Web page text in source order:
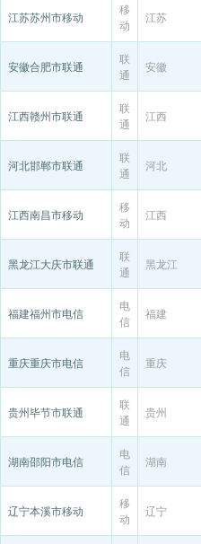
江苏苏州市移动
移
动
江苏
安徽合肥市联通
联
通
安徽
江西赣州市联通
联
通
江西
河北邯郸市联通
联
通
河北
江西南昌市移动
移
动
江西
黑龙江大庆市联通
联
通
黑龙江
福建福州市电信
电
信
福建
重庆重庆市电信
电
信
重庆
贵州毕节市联通
联
通
贵州
湖南邵阳市电信
电
信
湖南
辽宁本溪市移动
移
动
辽宁